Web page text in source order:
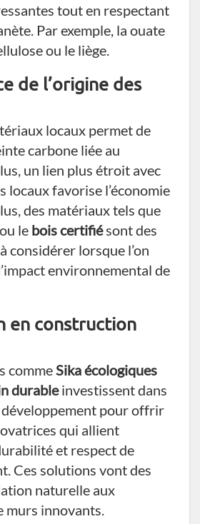
tout en respectant
Par exemple, la ouate
ou le liège.
de l’origine des
locaux permet de
carbone liée au
un lien plus étroit avec
locaux favorise l’économie
des matériaux tels que
le bois certifiésont des
considérer lorsque l’on
environnemental de
en construction
commeSika écologiques
durableinvestissent dans
développement pour offrir
qui allient
et respect de
Ces solutions vont des
naturelle aux
murs innovants.